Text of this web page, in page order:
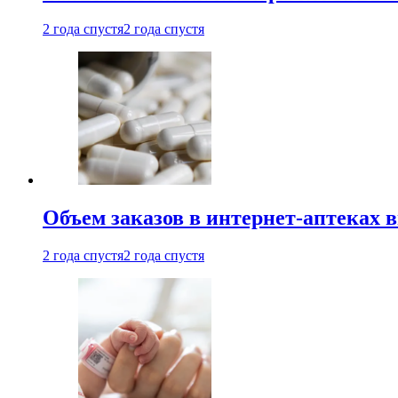
2 года спустя2 года спустя
Объем заказов в интернет-аптеках
2 года спустя2 года спустя